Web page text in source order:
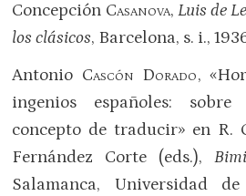
Concepción Casanova, Luis de
los clásicos, Barcelona, s. i.,
Antonio Cascón Dorado,
ingenios españoles:
concepto de traducir» en R.
Fernández Corte (eds.),
Salamanca, Universidad